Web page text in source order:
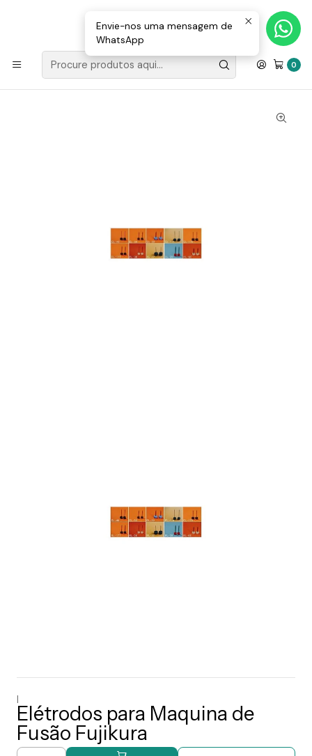
0
Loja Valongo: 220 150 143 (chamada para a rede fixa nacional) «»
E-mail: geral@movenergy.pt
Início
Elétrodos para Maquina de Fusão Fujikura
|
Elétrodos para Maquina de
Fusão Fujikura
Envie-nos uma mensagem de
WhatsApp